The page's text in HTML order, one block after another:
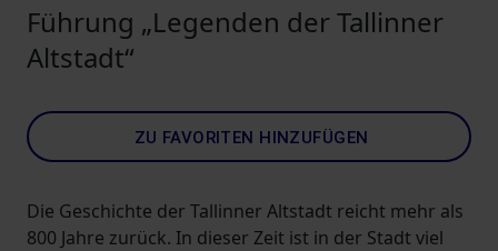
Führung „Legenden der Tallinner
Altstadt“
ZU FAVORITEN HINZUFÜGEN
Die Geschichte der Tallinner Altstadt reicht mehr als
800 Jahre zurück. In dieser Zeit ist in der Stadt viel